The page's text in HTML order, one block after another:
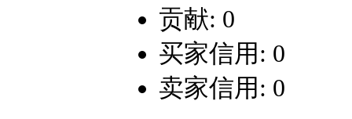
贡献: 0
买家信用: 0
卖家信用: 0